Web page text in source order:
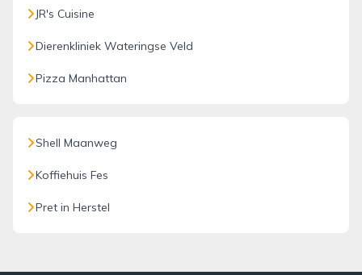
JR's Cuisine
Dierenkliniek Wateringse Veld
Pizza Manhattan
Shell Maanweg
Koffiehuis Fes
Pret in Herstel